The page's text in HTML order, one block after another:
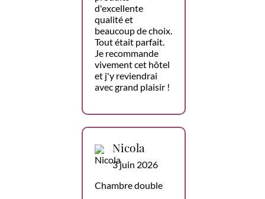
d'excellente
qualité et
beaucoup de choix.
Tout était parfait.
Je recommande
vivement cet hôtel
et j'y reviendrai
avec grand plaisir !
Nicola
3 juin 2026
Chambre double